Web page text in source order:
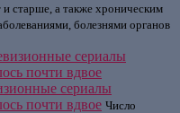
и старше, а также хроническим
болезнями органов
сериалы
почти вдвое Число